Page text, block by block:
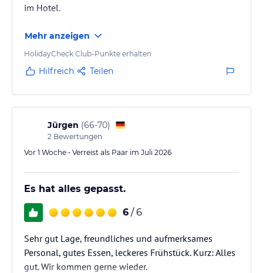
im Hotel.
Mehr anzeigen
HolidayCheck Club-Punkte erhalten
Hilfreich Teilen
Jürgen (66-70)
2 Bewertungen
Vor 1 Woche • Verreist als Paar im Juli 2026
Es hat alles gepasst.
6 / 6
Sehr gut Lage, freundliches und aufmerksames
Personal, gutes Essen, leckeres Frühstück. Kurz: Alles
gut. Wir kommen gerne wieder.